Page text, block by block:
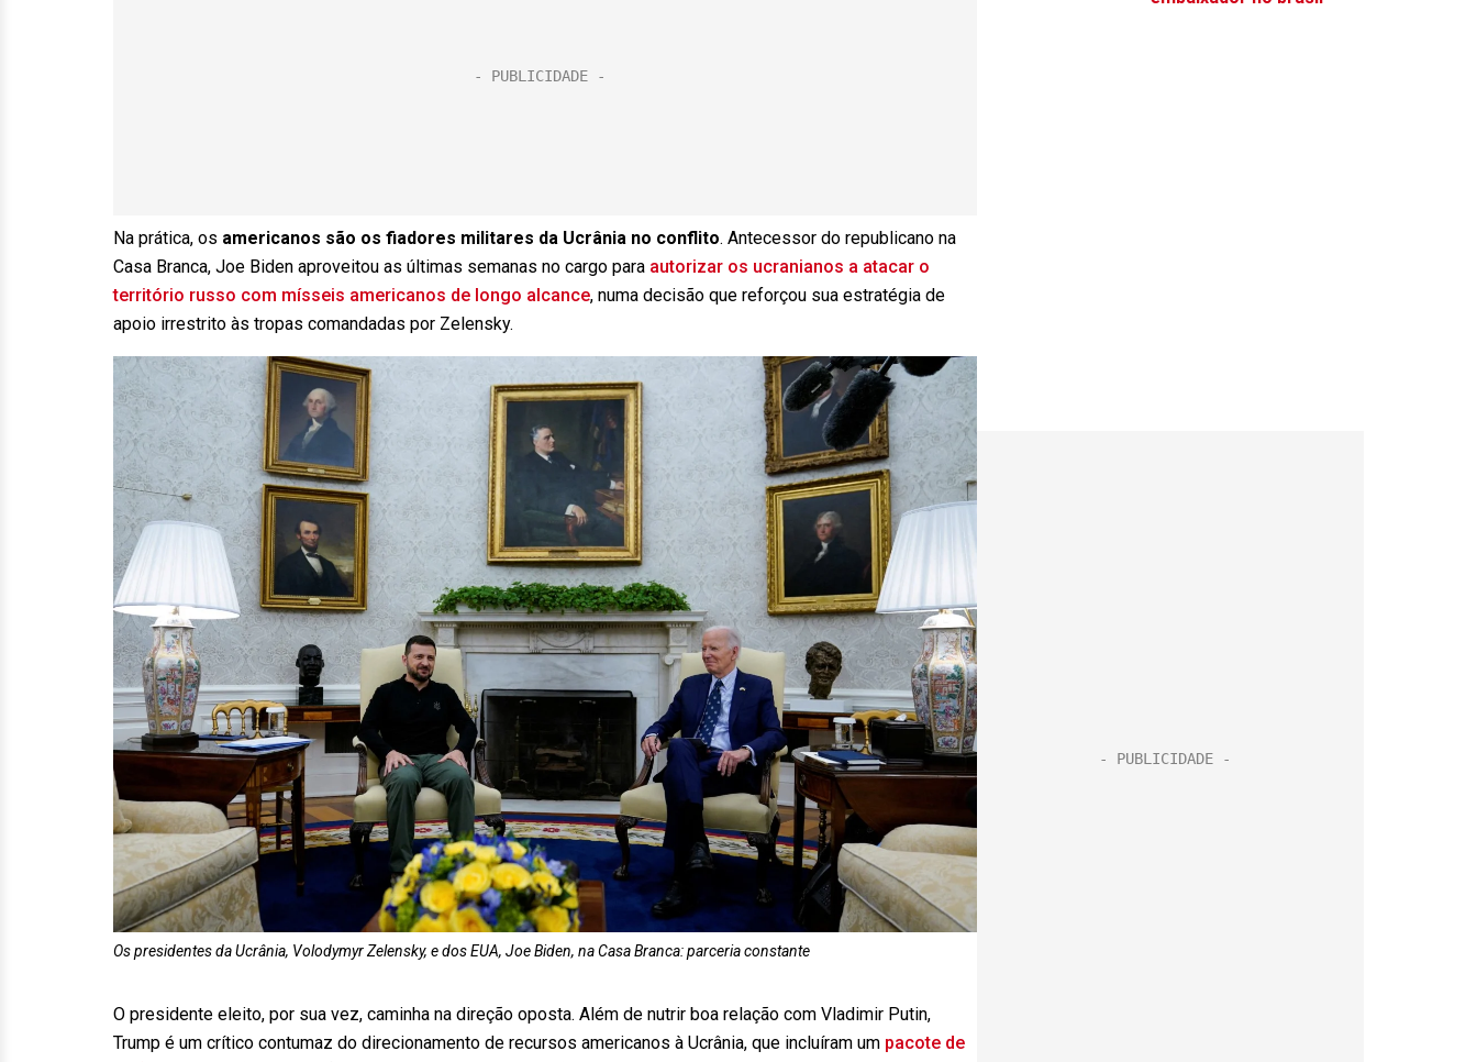
Na prática, os americanos são os fiadores militares da Ucrânia no conflito. Antecessor do republicano na
Casa Branca, Joe Biden aproveitou as últimas semanas no cargo para autorizar os ucranianos a atacar o
território russo com mísseis americanos de longo alcance, numa decisão que reforçou sua estratégia de
apoio irrestrito às tropas comandadas por Zelensky.
Os presidentes da Ucrânia, Volodymyr Zelensky, e dos EUA, Joe Biden, na Casa Branca: parceria constante
O presidente eleito, por sua vez, caminha na direção oposta. Além de nutrir boa relação com Vladimir Putin,
Trump é um crítico contumaz do direcionamento de recursos americanos à Ucrânia, que incluíram um pacote de